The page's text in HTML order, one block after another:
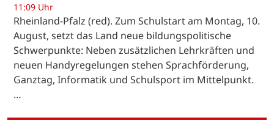
11:09 Uhr
Rheinland-Pfalz (red). Zum Schulstart am Montag, 10.
August, setzt das Land neue bildungspolitische
Schwerpunkte: Neben zusätzlichen Lehrkräften und
neuen Handyregelungen stehen Sprachförderung,
Ganztag, Informatik und Schulsport im Mittelpunkt.
…